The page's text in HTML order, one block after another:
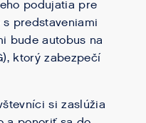
podujatia pre
predstaveniami
bude autobus na
ktorý zabezpečí
si zaslúžia